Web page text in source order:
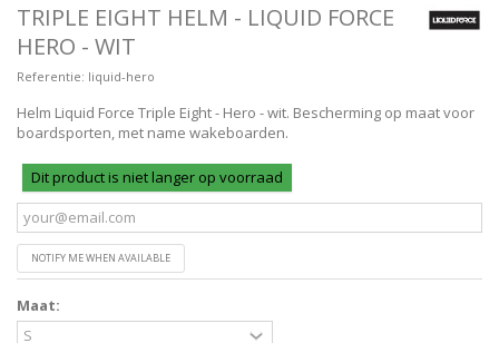
TRIPLE EIGHT HELM - LIQUID FORCE
HERO - WIT
Referentie: liquid-hero
Helm Liquid Force Triple Eight - Hero - wit. Bescherming op maat voor
boardsporten, met name wakeboarden.
Dit product is niet langer op voorraad
NOTIFY ME WHEN AVAILABLE
Maat: